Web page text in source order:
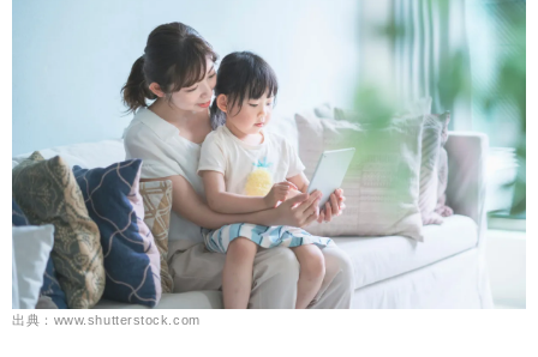
出典：www.shutterstock.com